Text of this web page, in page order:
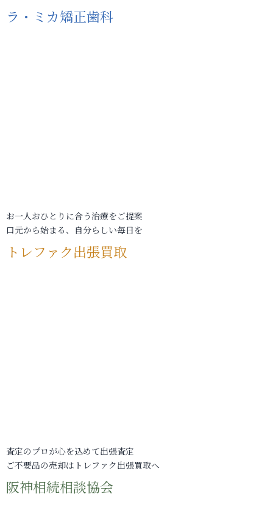
ラ・ミカ矯正歯科
お一人おひとりに合う治療をご提案
口元から始まる、自分らしい毎日を
トレファク出張買取
査定のプロが心を込めて出張査定
ご不要品の売却はトレファク出張買取へ
阪神相続相談協会